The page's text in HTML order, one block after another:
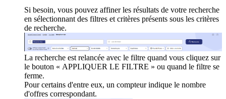
Si besoin, vous pouvez affiner les résultats de votre recherche
en sélectionnant des filtres et critères présents sous les critères
de recherche.
La recherche est relancée avec le filtre quand vous cliquez sur
le bouton « APPLIQUER LE FILTRE » ou quand le filtre se
ferme.
Pour certains d'entre eux, un compteur indique le nombre
d'offres correspondant.